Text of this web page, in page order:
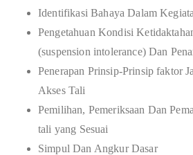
Identifikasi Bahaya Dalam
Pengetahuan Kondisi
(suspension intolerance) Dan
Penerapan Prinsip-Prinsip faktor
Akses Tali
Pemilihan, Pemeriksaan Dan
tali yang Sesuai
Simpul Dan Angkur Dasar